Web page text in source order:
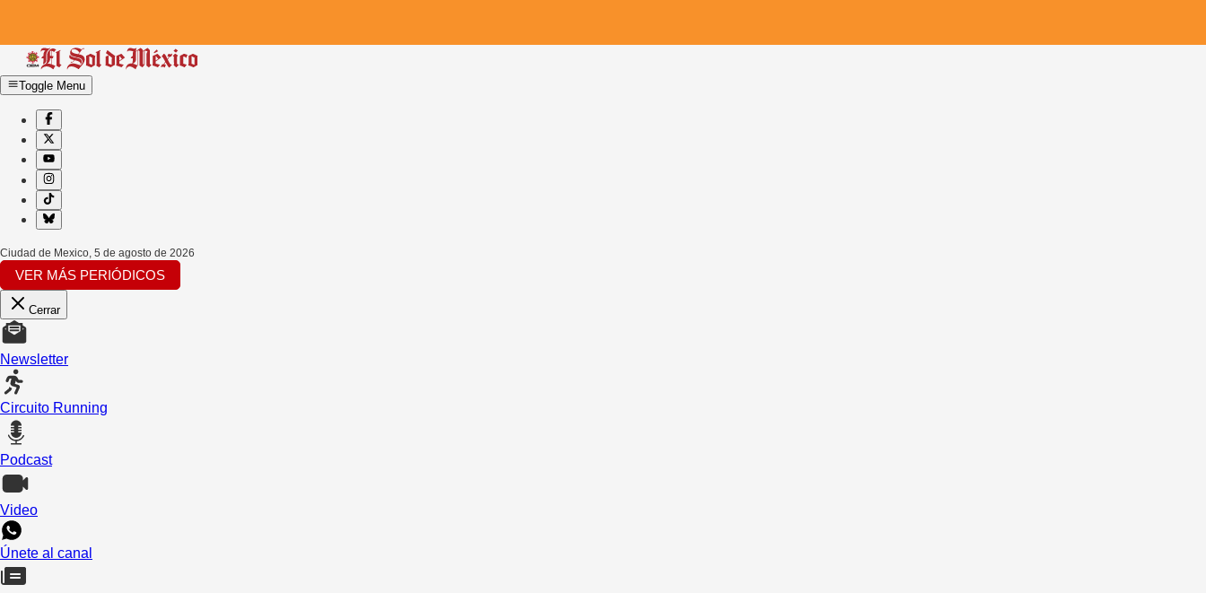
Toggle Menu
Ciudad de Mexico, 5 de agosto de 2026
VER MÁS PERIÓDICOS
Cerrar
Newsletter
Circuito Running
Podcast
Video
Únete al canal